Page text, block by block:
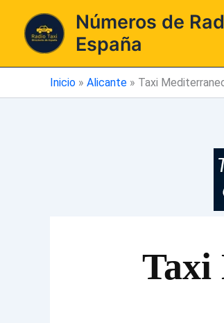
contenido
Números de
España
Inicio » Alicante » Taxi
Taxi